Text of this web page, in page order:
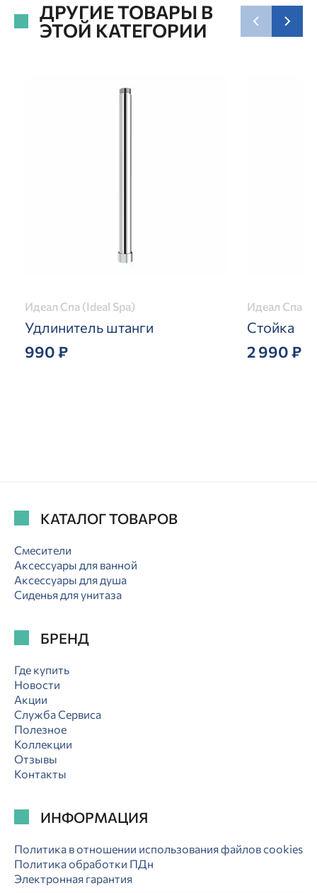
ДРУГИЕ ТОВАРЫ В
ЭТОЙ КАТЕГОРИИ
Идеал Спа (Ideal Spa)
Удлинитель штанги
990 ₽
Идеал Спа
Стойка
2 990 ₽
КАТАЛОГ ТОВАРОВ
Смесители
Аксессуары для ванной
Аксессуары для душа
Сиденья для унитаза
БРЕНД
Где купить
Новости
Акции
Служба Сервиса
Полезное
Коллекции
Отзывы
Контакты
ИНФОРМАЦИЯ
Политика в отношении использования файлов cookies
Политика обработки ПДн
Электронная гарантия